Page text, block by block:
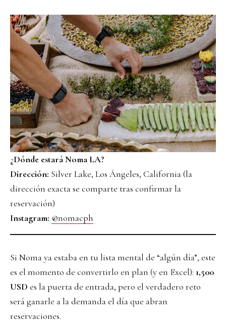
¿Dónde estará Noma LA?
Dirección: Silver Lake, Los Ángeles, California (la
dirección exacta se comparte tras confirmar la
reservación)
Instagram: @nomacph
Si Noma ya estaba en tu lista mental de “algún día”, este
es el momento de convertirlo en plan (y en Excel): 1,500
USD es la puerta de entrada, pero el verdadero reto
será ganarle a la demanda el día que abran
reservaciones.